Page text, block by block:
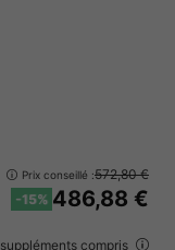
Prix conseillé :572,80 €
-15% 486,88 €
suppléments compris